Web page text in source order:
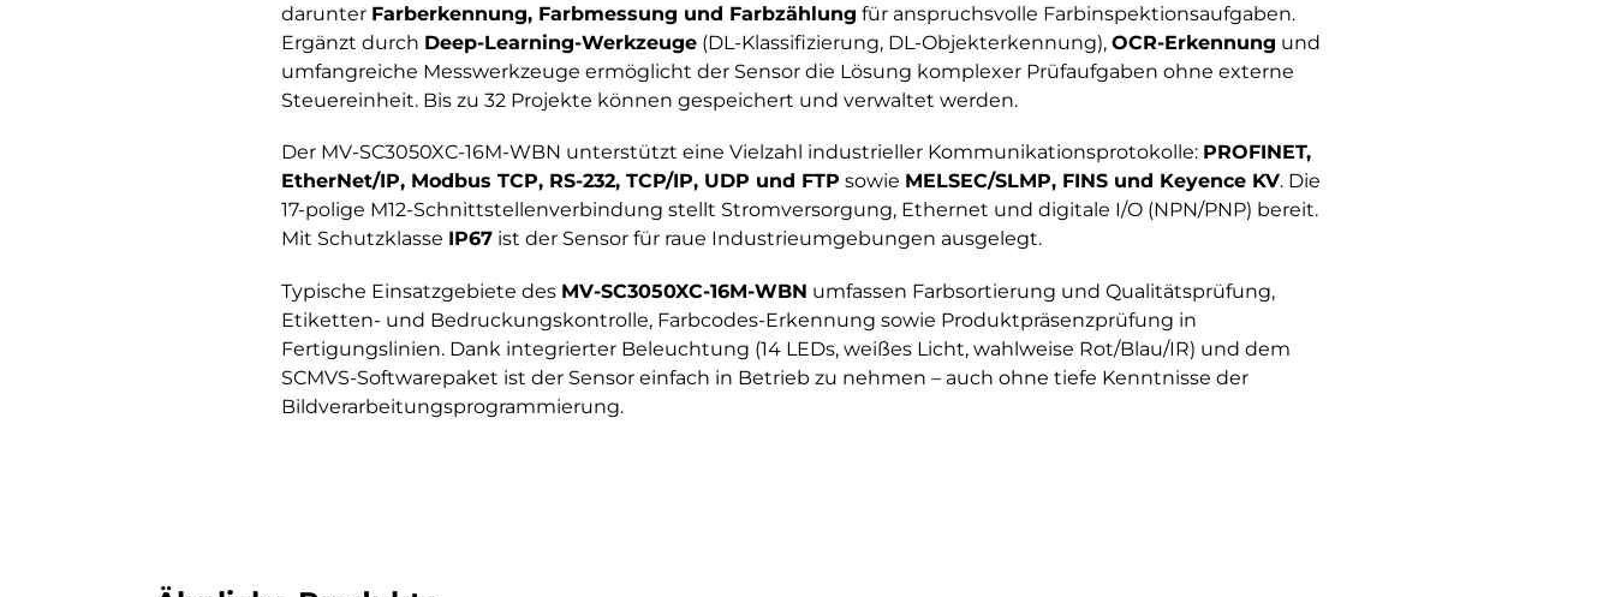
darunter Farberkennung, Farbmessung und Farbzählung für anspruchsvolle Farbinspektionsaufgaben.
Ergänzt durch Deep-Learning-Werkzeuge(DL-Klassifizierung, DL-Objekterkennung), OCR-Erkennung und
umfangreiche Messwerkzeuge ermöglicht der Sensor die Lösung komplexer Prüfaufgaben ohne externe
Steuereinheit. Bis zu 32 Projekte können gespeichert und verwaltet werden.
Der MV-SC3050XC-16M-WBN unterstützt eine Vielzahl industrieller Kommunikationsprotokolle: PROFINET,
EtherNet/IP, Modbus TCP, RS-232, TCP/IP, UDP und FTP sowie MELSEC/SLMP, FINS und Keyence KV. Die
17-polige M12-Schnittstellenverbindung stellt Stromversorgung, Ethernet und digitale I/O (NPN/PNP) bereit.
Mit Schutzklasse IP67ist der Sensor für raue Industrieumgebungen ausgelegt.
Typische Einsatzgebiete des MV-SC3050XC-16M-WBN umfassen Farbsortierung und Qualitätsprüfung,
Etiketten- und Bedruckungskontrolle, Farbcodes-Erkennung sowie Produktpräsenzprüfung in
Fertigungslinien. Dank integrierter Beleuchtung (14 LEDs, weißes Licht, wahlweise Rot/Blau/IR) und dem
SCMVS-Softwarepaket ist der Sensor einfach in Betrieb zu nehmen – auch ohne tiefe Kenntnisse der
Bildverarbeitungsprogrammierung.